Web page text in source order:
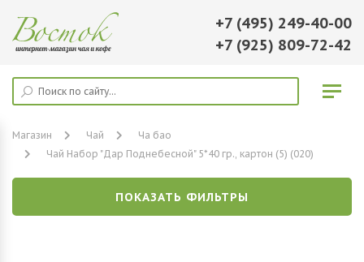
+7 (495) 249-40-00
+7 (925) 809-72-42
Магазин Чай
Ча бао
Чай Набор "Дар Поднебесной" 5*40 гр., картон (5) (020)
ПОКАЗАТЬ ФИЛЬТРЫ